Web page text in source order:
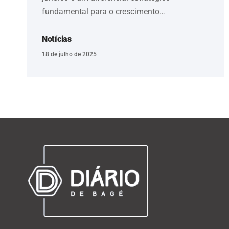
fundamental para o crescimento…
Notícias
18 de julho de 2025